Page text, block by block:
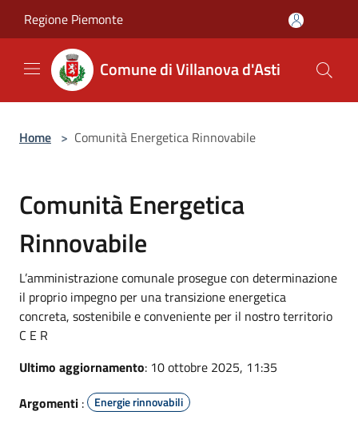
Regione Piemonte
Comune di Villanova d'Asti
Home > Comunità Energetica Rinnovabile
Comunità Energetica
Rinnovabile
L’amministrazione comunale prosegue con determinazione
il proprio impegno per una transizione energetica
concreta, sostenibile e conveniente per il nostro territorio
C E R
Ultimo aggiornamento: 10 ottobre 2025, 11:35
Argomenti : Energie rinnovabili